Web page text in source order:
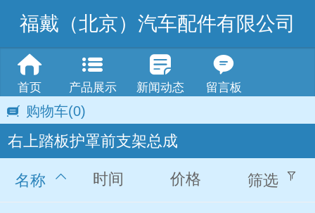
福戴（北京）汽车配件有限公司
首页 产品展示 新闻动态 留言板
购物车(0)
右上踏板护罩前支架总成
名称 时间 价格 筛选